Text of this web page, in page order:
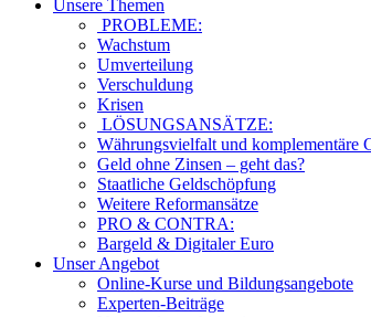
Unsere Themen
PROBLEME:
Wachstum
Umverteilung
Verschuldung
Krisen
LÖSUNGSANSÄTZE:
Währungsvielfalt und komplementäre
Geld ohne Zinsen – geht das?
Staatliche Geldschöpfung
Weitere Reformansätze
PRO & CONTRA:
Bargeld & Digitaler Euro
Unser Angebot
Online-Kurse und Bildungsangebote
Experten-Beiträge